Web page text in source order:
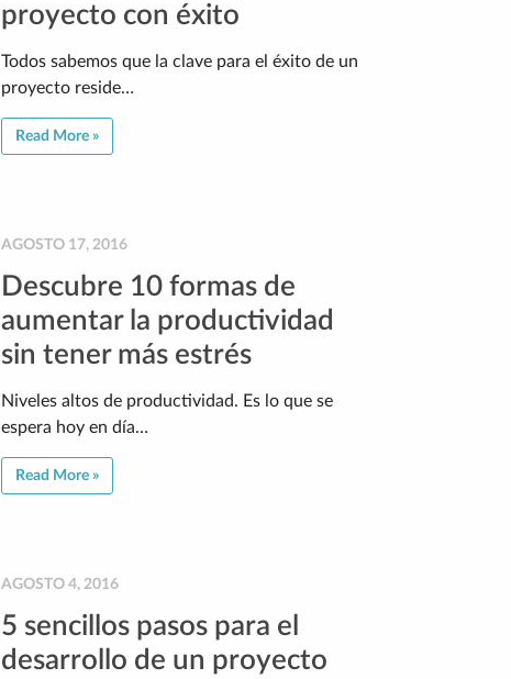
proyecto con éxito
Todos sabemos que la clave para el éxito de un
proyecto reside…
Read More »
AGOSTO 17, 2016
Descubre 10 formas de
aumentar la productividad
sin tener más estrés
Niveles altos de productividad. Es lo que se
espera hoy en día…
Read More »
AGOSTO 4, 2016
5 sencillos pasos para el
desarrollo de un proyecto